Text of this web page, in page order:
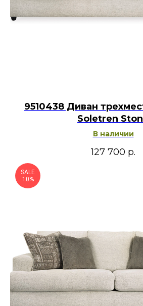
9510438 Диван
Soletren
В наличии
127 700 р.
SALE
10%